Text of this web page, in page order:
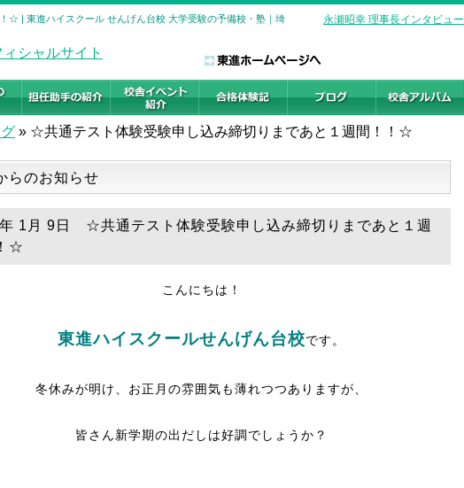
☆ | 東進ハイスクール せんげん台校 大学受験の予備校・塾｜埼 永瀬昭幸 理事長インタビュー
» ☆共通テスト体験受験申し込み締切りまであと１週間！！☆
らのお知らせ
1月 9日 ☆共通テスト体験受験申し込み締切りまであと１週
☆
こんにちは！
東進ハイスクールせんげん台校です。
冬休みが明け、お正月の雰囲気も薄れつつありますが、
皆さん新学期の出だしは好調でしょうか？